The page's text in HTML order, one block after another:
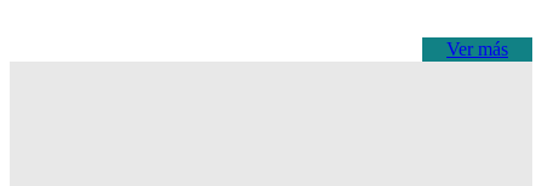
Ver más